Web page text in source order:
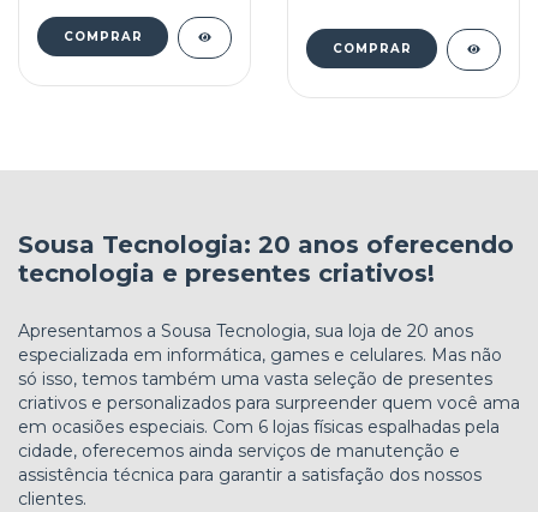
Sousa Tecnologia: 20 anos oferecendo
tecnologia e presentes criativos!
Apresentamos a Sousa Tecnologia, sua loja de 20 anos
especializada em informática, games e celulares. Mas não
só isso, temos também uma vasta seleção de presentes
criativos e personalizados para surpreender quem você ama
em ocasiões especiais. Com 6 lojas físicas espalhadas pela
cidade, oferecemos ainda serviços de manutenção e
assistência técnica para garantir a satisfação dos nossos
clientes.